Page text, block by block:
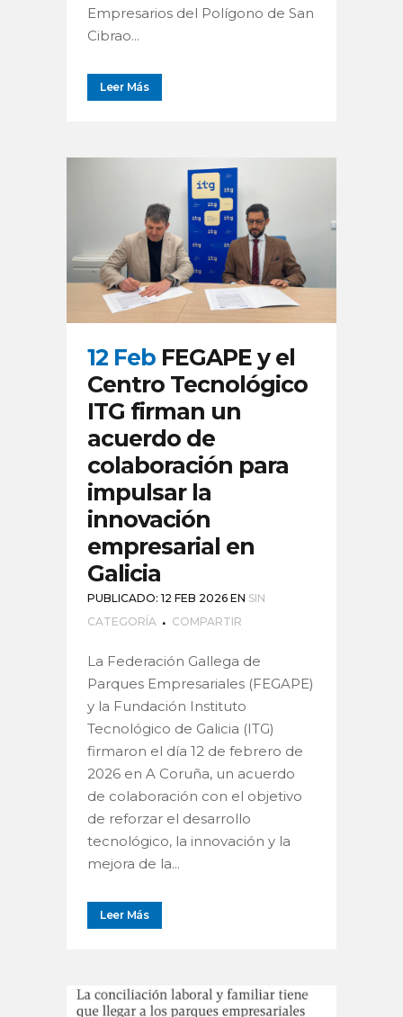
Empresarios del Polígono de San
Cibrao...
Leer Más
12 Feb FEGAPE y el
Centro Tecnológico
ITG firman un
acuerdo de
colaboración para
impulsar la
innovación
empresarial en
Galicia
PUBLICADO: 12 FEB 2026 EN SIN
CATEGORÍA
COMPARTIR
La Federación Gallega de
Parques Empresariales (FEGAPE)
y la Fundación Instituto
Tecnológico de Galicia (ITG)
firmaron el día 12 de febrero de
2026 en A Coruña, un acuerdo
de colaboración con el objetivo
de reforzar el desarrollo
tecnológico, la innovación y la
mejora de la...
Leer Más